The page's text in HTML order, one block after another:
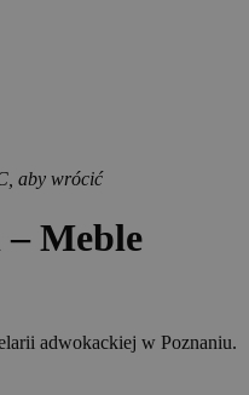
aby wrócić
Meble
adwokackiej w Poznaniu.